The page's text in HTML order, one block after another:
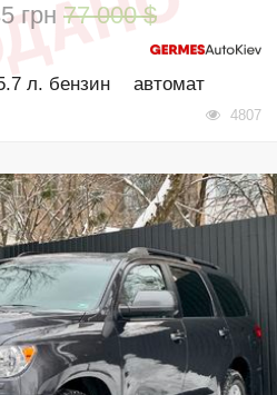
грн 77 000 $
л. бензин автомат
4807